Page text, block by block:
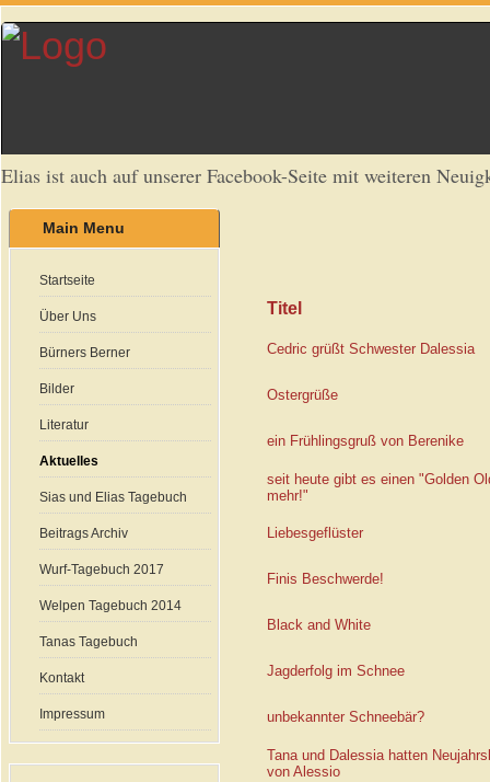
Elias ist auch auf unserer Facebook-Seite mit weiteren
Main Menu
Startseite
Über Uns
Bürners Berner
Bilder
Literatur
Aktuelles
Sias und Elias Tagebuch
Beitrags Archiv
Wurf-Tagebuch 2017
Welpen Tagebuch 2014
Tanas Tagebuch
Kontakt
Impressum
Titel
Cedric grüßt Schwester Dalessia
Ostergrüße
ein Frühlingsgruß von Berenike
seit heute gibt es einen "Golden
mehr!"
Liebesgeflüster
Finis Beschwerde!
Black and White
Jagderfolg im Schnee
unbekannter Schneebär?
Tana und Dalessia hatten
von Alessio